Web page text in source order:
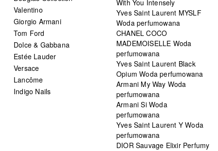
Valentino
Giorgio Armani
Tom Ford
Dolce & Gabbana
Estée Lauder
Versace
Lancôme
Indigo Nails
With You Intensely
Yves Saint Laurent MYSLF
Woda perfumowana
CHANEL COCO
MADEMOISELLE Woda
perfumowana
Yves Saint Laurent Black
Opium Woda perfumowana
Armani My Way Woda
perfumowana
Armani Si Woda
perfumowana
Yves Saint Laurent Y Woda
perfumowana
DIOR Sauvage Elixir Perfumy